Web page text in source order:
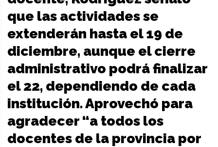
que las actividades se
extenderán hasta el 19 de
diciembre, aunque el cierre
administrativo podrá finalizar
el 22, dependiendo de cada
institución. Aprovechó para
agradecer “a todos los
docentes de la provincia por